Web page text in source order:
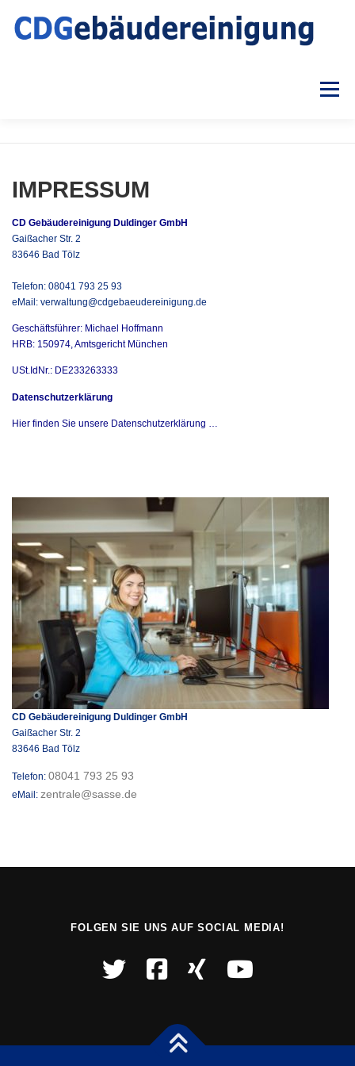
Inhalt
springen
Menü
IMPRESSUM
CD Gebäudereinigung Duldinger GmbH
Gaißacher Str. 2
83646 Bad Tölz
Telefon: 08041 793 25 93
eMail: verwaltung@cdgebaeudereinigung.de
Geschäftsführer: Michael Hoffmann
HRB: 150974, Amtsgericht München
USt.IdNr.: DE233263333
Datenschutzerklärung
Hier finden Sie unsere Datenschutzerklärung …
CD Gebäudereinigung Duldinger GmbH
Gaißacher Str. 2
83646 Bad Tölz
Telefon: 08041 793 25 93
eMail: zentrale@sasse.de
FOLGEN SIE UNS AUF SOCIAL MEDIA!